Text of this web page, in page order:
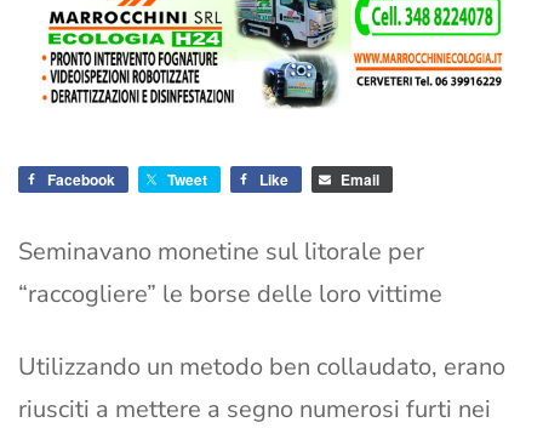
Facebook Tweet Like Email
Seminavano monetine sul litorale per
“raccogliere” le borse delle loro vittime
Utilizzando un metodo ben collaudato, erano
riusciti a mettere a segno numerosi furti nei